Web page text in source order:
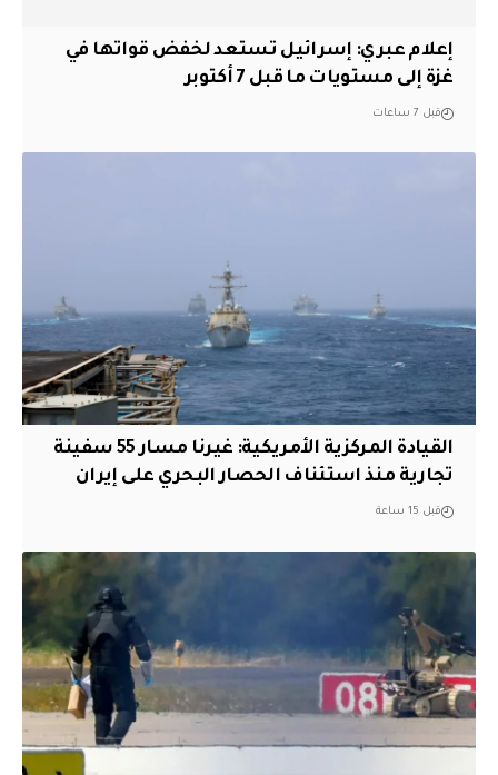
إعلام عبري: إسرائيل تستعد لخفض قواتها في
غزة إلى مستويات ما قبل 7 أكتوبر
قبل 7 ساعات
القيادة المركزية الأمريكية: غيرنا مسار 55 سفينة
تجارية منذ استئناف الحصار البحري على إيران
قبل 15 ساعة